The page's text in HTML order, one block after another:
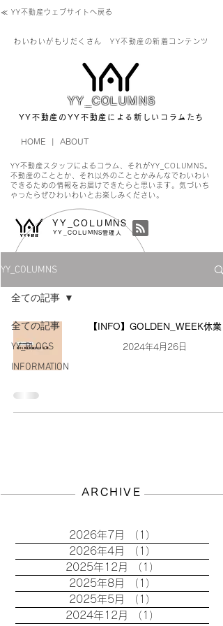
≪ YY不動産ウェブサイトへ戻る
わいわいがもりだくさんYY不動産の新着コンテンツ
YY_COLUMNS
YY不動産のYY不動産による新しいコラムたち
HOME ABOUT
YY不動産スタッフによるコラム、それがYY_COLUMNS。
不動産のこととか、それ以外のこととかみんなでわいわい
できるための情報をお届けできたらと思います。気づいち
ゃったらぜひわいわい ​とお楽しみください。
YY_COLUMNS管理人
YY_COLUMNS
YY_COLUMNS
全ての記事
YY_BLOGS
INFORMATION
全ての記事
【INFO】GOLDEN_WEEK休業
2024年4月26日
ARCHIVE
2026年7月 （1）
2026年4月
（1）
2025年12月
（1）
2025年8月
（1）
2025年5月
（1）
2024年12月
（1）